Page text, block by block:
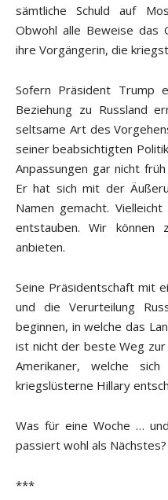
sämtliche Schuld auf
Obwohl alle Beweise das
ihre Vorgängerin, die
Sofern Präsident Trump
Beziehung zu Russland
seltsame Art des
seiner beabsichtigten
Anpassungen gar nicht
Er hat sich mit der
Namen gemacht.
entstauben. Wir können
anbieten.
Seine Präsidentschaft mit
und die Verurteilung
beginnen, in welche das
ist nicht der beste Weg
Amerikaner, welche
kriegslüsterne Hillary
Was für eine Woche …
passiert wohl als Nächstes?
***